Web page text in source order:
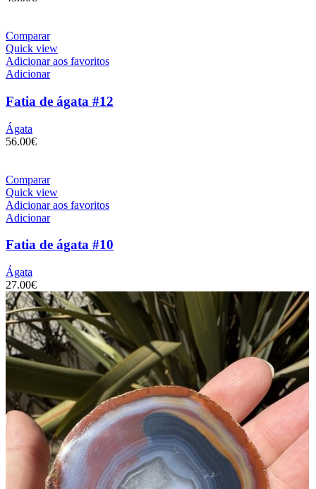
Comparar
Quick view
Adicionar aos favoritos
Adicionar
Fatia de ágata #12
Ágata
56.00€
Comparar
Quick view
Adicionar aos favoritos
Adicionar
Fatia de ágata #10
Ágata
27.00€